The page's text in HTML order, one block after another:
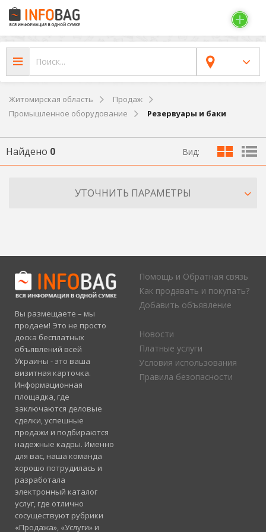
Житомирская область
Продаж
Промышленное оборудование
Резервуары и баки
Найдено 0 Вид:
УТОЧНИТЬ ПАРАМЕТРЫ
Вы размещаете – мы
продаем! Это не просто
доска бесплатных
объявлений всей
Украины - это ваша
визитная карточка.
Информационная
площадка, где
заключаются деловые
сделки, успешные
продажи и подбираются
надежные кадры. Именно
для вас, наша команда
хорошо потрудилась и
разработала
электронный каталог
услуг, где отлично
сосуществуют рубрики
«Продажа», «Услуги» и
Помощь и Обратная связь
Как продавать и покупать?
Добавить объявление
Новости
Платные услуги
Условия использования
Правила безопасности